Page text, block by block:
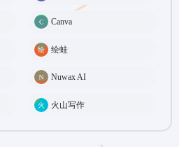
Canva
绘蛙
Nuwax AI
火山写作